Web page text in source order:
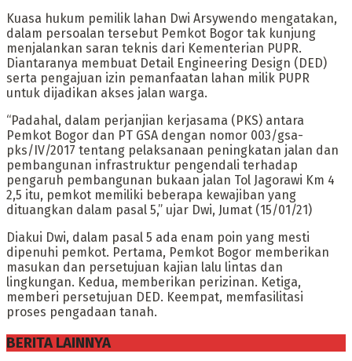
Kuasa hukum pemilik lahan Dwi Arsywendo mengatakan,
dalam persoalan tersebut Pemkot Bogor tak kunjung
menjalankan saran teknis dari Kementerian PUPR.
Diantaranya membuat Detail Engineering Design (DED)
serta pengajuan izin pemanfaatan lahan milik PUPR
untuk dijadikan akses jalan warga.
“Padahal, dalam perjanjian kerjasama (PKS) antara
Pemkot Bogor dan PT GSA dengan nomor 003/gsa-
pks/IV/2017 tentang pelaksanaan peningkatan jalan dan
pembangunan infrastruktur pengendali terhadap
pengaruh pembangunan bukaan jalan Tol Jagorawi Km 4
2,5 itu, pemkot memiliki beberapa kewajiban yang
dituangkan dalam pasal 5,” ujar Dwi, Jumat (15/01/21)
Diakui Dwi, dalam pasal 5 ada enam poin yang mesti
dipenuhi pemkot. Pertama, Pemkot Bogor memberikan
masukan dan persetujuan kajian lalu lintas dan
lingkungan. Kedua, memberikan perizinan. Ketiga,
memberi persetujuan DED. Keempat, memfasilitasi
proses pengadaan tanah.
BERITA LAINNYA